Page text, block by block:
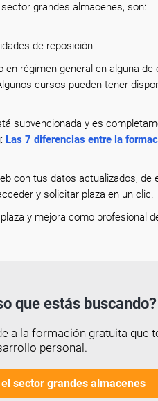
grandes almacenes, son:
de reposición.
régimen general en alguna
cursos pueden tener
subvencionada y es
Las 7 diferencias entre la
con tus datos actualizados,
y solicitar plaza en un clic.
y mejora como profesional
que estás buscando?
a la formación gratuita que
personal.
sector grandes almacenes